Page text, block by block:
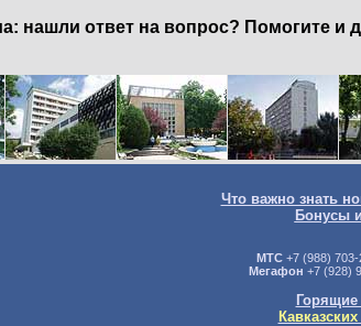
нашли ответ на вопрос? Помогите и
Что важно знать
Бонусы и
МТС+7 (988) 703-
Мегафон +7 (928)
Горящие